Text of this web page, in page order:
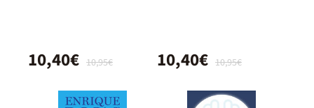
10,95€
10,40€ 10,95€
10,40€